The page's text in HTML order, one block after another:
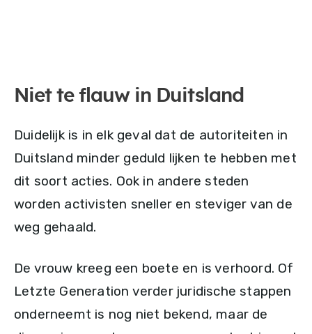
Niet te flauw in Duitsland
Duidelijk is in elk geval dat de autoriteiten in
Duitsland minder geduld lijken te hebben met
dit soort acties. Ook in andere steden
worden activisten sneller en steviger van de
weg gehaald.
De vrouw kreeg een boete en is verhoord. Of
Letzte Generation verder juridische stappen
onderneemt is nog niet bekend, maar de